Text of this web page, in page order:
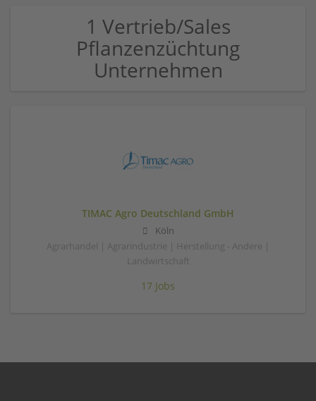
1 Vertrieb/Sales
Pflanzenzüchtung
Unternehmen
TIMAC Agro Deutschland GmbH
Köln
Agrarhandel | Agrarindustrie | Herstellung - Andere |
Landwirtschaft
17 Jobs